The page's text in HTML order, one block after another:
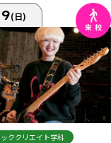
(日)
ククリエイト学科